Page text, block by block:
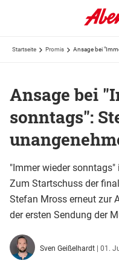
Startseite Promis
Ansage bei
sonntags":
"Immer wieder
Zum Startschuss der
Stefan Mross erneut zur
der ersten Sendung der
Sven Geißelhardt | 01.